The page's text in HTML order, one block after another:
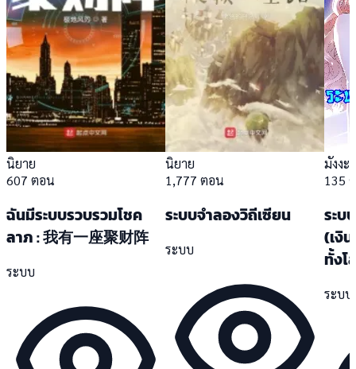
นิยาย
607 ตอน
ฉันมีระบบรวบรวมโชค
ลาภ : 我有一座聚财阵
ระบบ
นิยาย
1,777 ตอน
ระบบจำลองวิถีเซียน
ระบบ
มังงะ
135
ระบ
(เงิ
ทั้งโ
ระบบ